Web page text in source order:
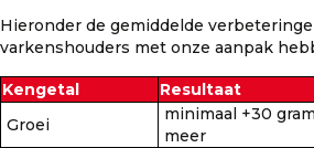
Hieronder de gemiddelde
varkenshouders met onze aanpak
Kengetal
Resultaat
Groei
minimaal +30
meer